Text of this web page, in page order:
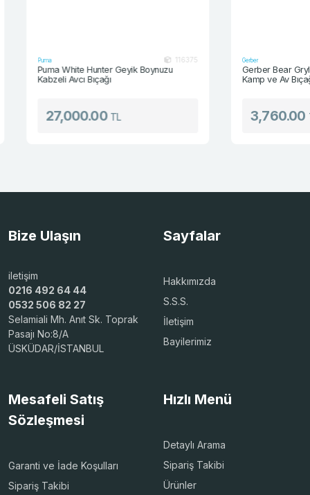
116375
Puma White Hunter Geyik Boynuzu
Kabzeli Avcı Bıçağı
27,000.00TL
Gerber
Gerber Bear Grylls
Kamp ve Av Bıçağı
3,760.00TL
Bize Ulaşın
iletişim
0216 492 64 44
0532 506 82 27
Selamiali Mh. Anıt Sk. Toprak
Pasajı No:8/A
ÜSKÜDAR/İSTANBUL
Sayfalar
Hakkımızda
S.S.S.
İletişim
Bayilerimiz
Mesafeli Satış
Sözleşmesi
Garanti ve İade Koşulları
Sipariş Takibi
Hızlı Menü
Detaylı Arama
Sipariş Takibi
Ürünler